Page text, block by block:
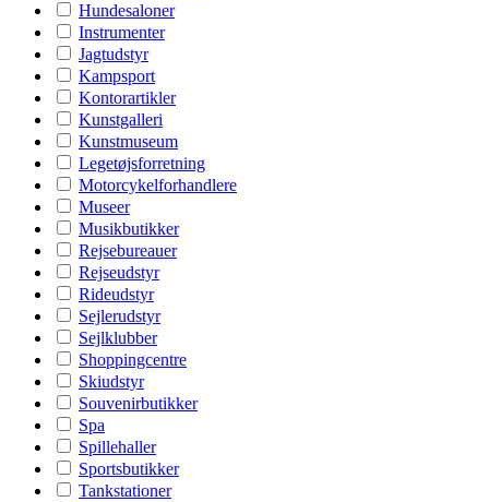
Hundesaloner
Instrumenter
Jagtudstyr
Kampsport
Kontorartikler
Kunstgalleri
Kunstmuseum
Legetøjsforretning
Motorcykelforhandlere
Museer
Musikbutikker
Rejsebureauer
Rejseudstyr
Rideudstyr
Sejlerudstyr
Sejlklubber
Shoppingcentre
Skiudstyr
Souvenirbutikker
Spa
Spillehaller
Sportsbutikker
Tankstationer